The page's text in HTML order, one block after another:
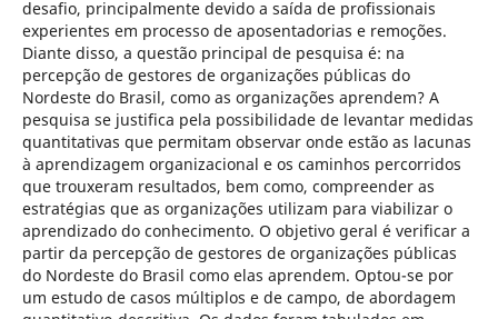
desafio, principalmente devido a saída de profissionais
experientes em processo de aposentadorias e remoções.
Diante disso, a questão principal de pesquisa é: na
percepção de gestores de organizações públicas do
Nordeste do Brasil, como as organizações aprendem? A
pesquisa se justifica pela possibilidade de levantar medidas
quantitativas que permitam observar onde estão as lacunas
à aprendizagem organizacional e os caminhos percorridos
que trouxeram resultados, bem como, compreender as
estratégias que as organizações utilizam para viabilizar o
aprendizado do conhecimento. O objetivo geral é verificar a
partir da percepção de gestores de organizações públicas
do Nordeste do Brasil como elas aprendem. Optou-se por
um estudo de casos múltiplos e de campo, de abordagem